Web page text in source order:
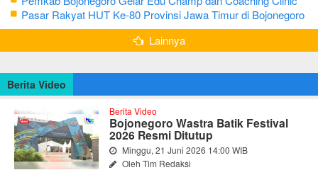
Seni Reog dan Jaranan
Pasar Rakyat HUT Ke-80 Provinsi Jawa Timur di Bojonegoro
Lainnya
Berita Video
Berita Video
Bojonegoro Wastra Batik Festival
2026 Resmi Ditutup
Minggu, 21 Juni 2026 14:00 WIB
Oleh Tim Redaksi